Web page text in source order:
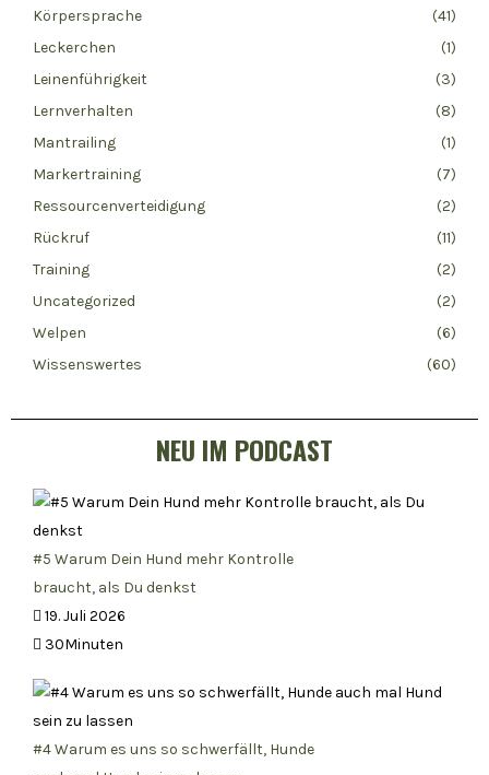
Körpersprache
(41)
Leckerchen
(1)
Leinenführigkeit
(3)
Lernverhalten
(8)
Mantrailing
(1)
Markertraining
(7)
Ressourcenverteidigung
(2)
Rückruf
(11)
Training
(2)
Uncategorized
(2)
Welpen
(6)
Wissenswertes
(60)
NEU IM PODCAST
#5 Warum Dein Hund mehr Kontrolle
braucht, als Du denkst
19. Juli 2026
30Minuten
#4 Warum es uns so schwerfällt, Hunde